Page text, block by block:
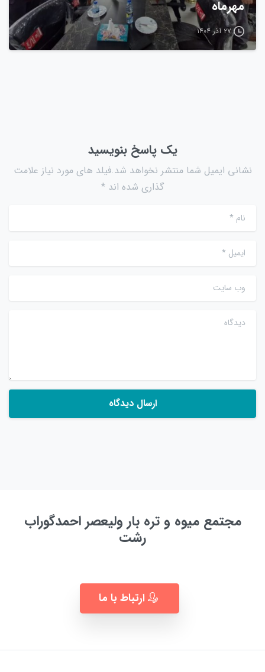
مهرماه
۲۷ آذر ۱۴۰۴
یک پاسخ بنویسید
نشانی ایمیل شما منتشر نخواهد شد.فیلد های مورد نیاز علامت
گذاری شده اند *
نام*
ایمیل *
وب سایت
دیدگاه
مجتمع میوه و تره بار ولیعصر احمدگوراب
رشت
ارتباط با ما